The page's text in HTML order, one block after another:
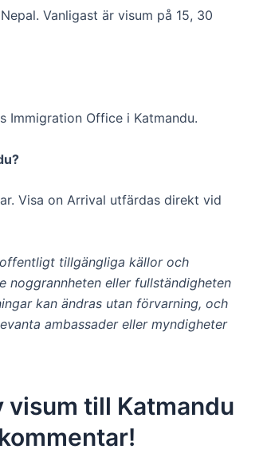
Vanligast är visum på 15, 30
Immigration Office i Katmandu.
Visa on Arrival utfärdas direkt vid
tillgängliga källor och
noggrannheten eller fullständigheten
kan ändras utan förvarning, och
ambassader eller myndigheter
till Katmandu